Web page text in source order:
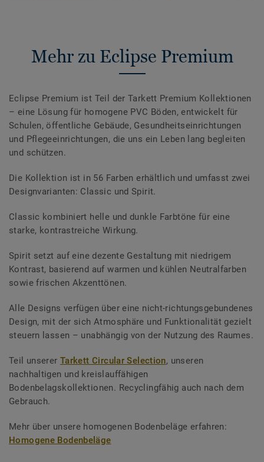
Mehr zu Eclipse Premium
Eclipse Premium ist Teil der Tarkett Premium Kollektionen
– eine Lösung für homogene PVC Böden, entwickelt für
Schulen, öffentliche Gebäude, Gesundheitseinrichtungen
und Pflegeeinrichtungen, die uns ein Leben lang begleiten
und schützen.
Die Kollektion ist in 56 Farben erhältlich und umfasst zwei
Designvarianten: Classic und Spirit.
Classic kombiniert helle und dunkle Farbtöne für eine
starke, kontrastreiche Wirkung.
Spirit setzt auf eine dezente Gestaltung mit niedrigem
Kontrast, basierend auf warmen und kühlen Neutralfarben
sowie frischen Akzenttönen.
Alle Designs verfügen über eine nicht-richtungsgebundenes
Design, mit der sich Atmosphäre und Funktionalität gezielt
steuern lassen – unabhängig von der Nutzung des Raumes.
Teil unserer Tarkett Circular Selection, unseren
nachhaltigen und kreislauffähigen
Bodenbelagskollektionen. Recyclingfähig auch nach dem
Gebrauch.
Mehr über unsere homogenen Bodenbeläge erfahren:
Homogene Bodenbeläge